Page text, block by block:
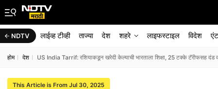
NDTV लाईव्ह टीव्ही ताज्या देश शहरे लाइफस्टाइल विदेश
होम देश US India Tarrif: रशियाकडून खरेदी केल्याची भारताला शिक्षा, 25 टक्के टॅरीफसह दंड
This Article is From Jul 30, 2025